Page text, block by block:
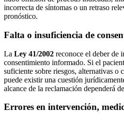
incorrecta de síntomas o un retraso
pronóstico.
Falta o insuficiencia de
La Ley 41/2002 reconoce el deber de
consentimiento informado. Si el
suficiente sobre riesgos, alternativas o
puede existir una cuestión
alcance de la reclamación dependerá
Errores en intervención,